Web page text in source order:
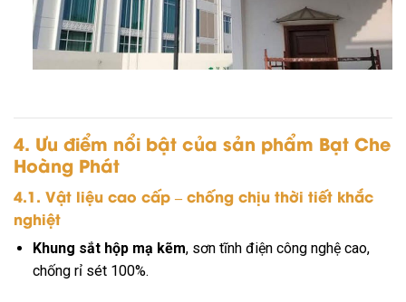
4. Ưu điểm nổi bật của sản phẩm Bạt Che
Hoàng Phát
4.1. Vật liệu cao cấp – chống chịu thời tiết khắc
nghiệt
Khung sắt hộp mạ kẽm, sơn tĩnh điện công nghệ cao,
chống rỉ sét 100%.